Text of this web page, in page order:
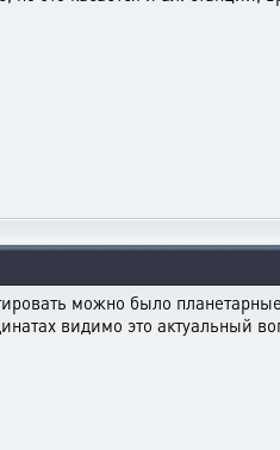
можно было
видимо это актуальный